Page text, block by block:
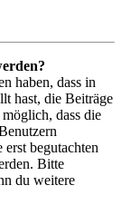
haben, dass in
hast, die Beiträge
dass die
begutachten
Bitte
du weitere